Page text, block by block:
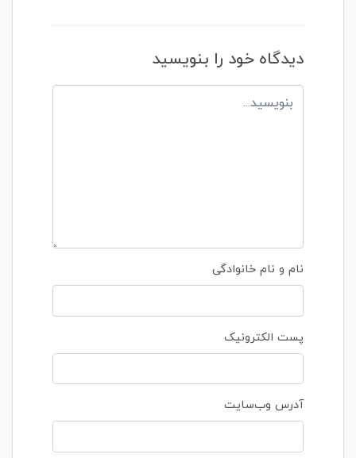
دیدگاه خود را بنویسید
نام و نام خانوادگی
پست الکترونیک
آدرس وب‌سایت